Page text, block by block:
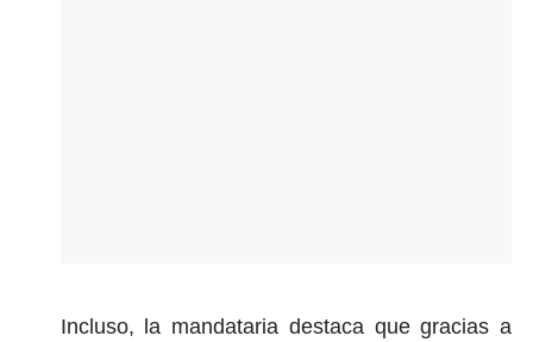
Incluso, la mandataria destaca que gracias a